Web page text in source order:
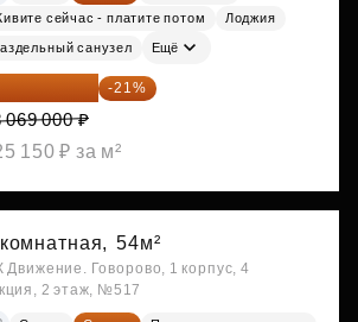
сейчас - платите потом
Лоджия
санузел Ещё
274 510 ₽ -21%
069 000 ₽
150 ₽ за м²
54м²
Движение. Говорово, 1 корпус, 4
2 этаж, №517